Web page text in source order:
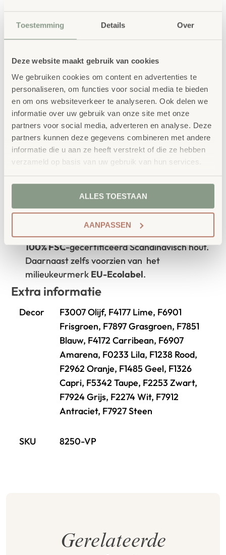
Toestemming Details Over
Deze website maakt gebruik van cookies
We gebruiken cookies om content en advertenties te
personaliseren, om functies voor social media te bieden
en om ons websiteverkeer te analyseren. Ook delen we
informatie over uw gebruik van onze site met onze
partners voor social media, adverteren en analyse. Deze
partners kunnen deze gegevens combineren met andere
informatie die u aan ze heeft verstrekt of die ze hebben
verzameld op basis van uw gebruik van hun services.
ALLES TOESTAAN
AANPASSEN
onderwijsmeubilair. Wij geloven dat een
leeromgeving inspireert wanneer deze
aansluit bij de behoeften van kinderen én
leerkrachten.
Waarom School Concept?
Maatwerk : ieder project start vanuit uw idee
en onze ervaring
Kwaliteit: al ons school- en
voldoet aan GS- en TÜV-keuringen
Duurzaamheid : wij werken met circulaire
producten, waaronder onzeOneWood-lijnvan
100% FSC-gecertificeerd Scandinavisch hout.
Daarnaast zelfs voorzien van het
milieukeurmerk EU-Ecolabel.
Extra informatie
Decor
F3007 Olijf, F4177 Lime, F6901
Frisgroen, F7897 Grasgroen, F7851
Blauw, F4172 Carribean, F6907
Amarena, F0233 Lila, F1238 Rood,
F2962 Oranje, F1485 Geel, F1326
Capri, F5342 Taupe, F2253 Zwart,
F7924 Grijs, F2274 Wit, F7912
Antraciet, F7927 Steen
SKU 8250-VP
Gerelateerde